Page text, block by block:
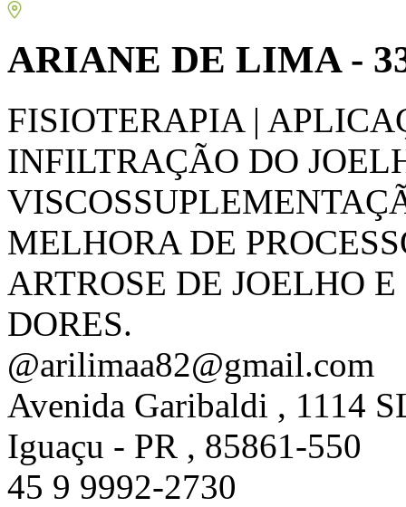
ARIANE DE LIMA -
FISIOTERAPIA |
INFILTRAÇÃO DO
MELHORA DE
ARTROSE DE JOELHO
DORES.
@arilimaa82@gmail.com
Avenida Garibaldi , 1114
Iguaçu - PR , 85861-550
45 9 9992-2730